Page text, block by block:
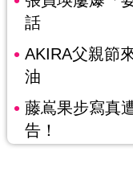
話
AKIRA父親節
油
藤嶌果步寫真
告！